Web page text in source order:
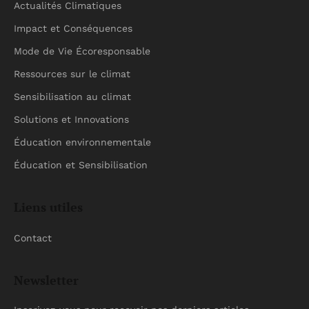
Actualités Climatiques
Impact et Conséquences
Mode de Vie Écoresponsable
Ressources sur le climat
Sensibilisation au climat
Solutions et Innovations
Éducation environnementale
Éducation et Sensibilisation
Contact